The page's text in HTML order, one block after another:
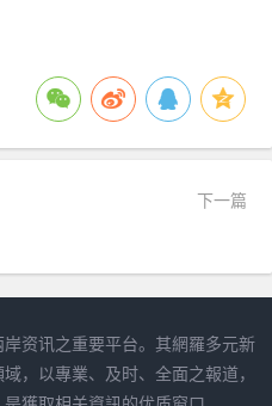
下一篇
资讯之重要平台。其網羅多元新
，以專業、及时、全面之報道，